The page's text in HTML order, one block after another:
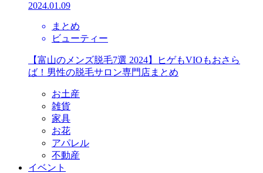
2024.01.09
まとめ
ビューティー
【富山のメンズ脱毛7選 2024】ヒゲもVIOもおさら
ば！男性の脱毛サロン専門店まとめ
お土産
雑貨
家具
お花
アパレル
不動産
イベント